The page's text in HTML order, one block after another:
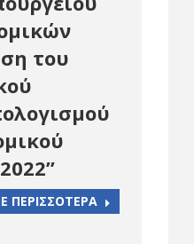
του
ΠΕΡΙΣΣΟΤΕΡΑ